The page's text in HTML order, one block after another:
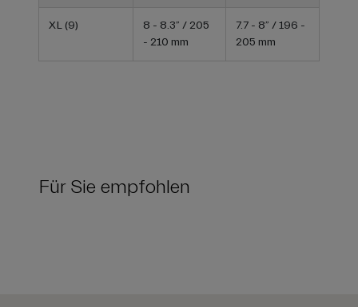
XL (9)
8 - 8.3” / 205
- 210 mm
7.7 - 8” / 196 -
205 mm
Für Sie empfohlen